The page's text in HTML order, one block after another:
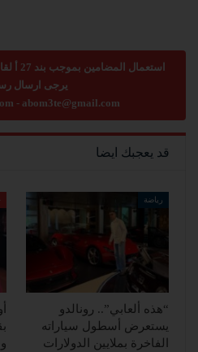
يرجى ارسال
- abom3te@gmail.com
قد يعجبك ايضا
رياضة
“هذه ألعابي”.. رونالدو
يستعرض أسطول سياراته
الفاخرة بملايين الدولارات